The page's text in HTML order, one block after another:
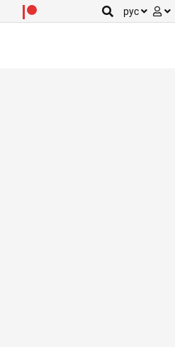
рус